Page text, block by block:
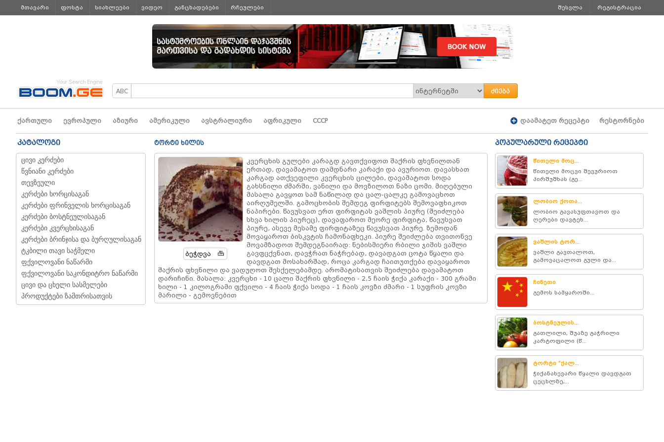
მთავარი ფოსტა სიახლეები ვიდეო განცხადებები რჩეულები შესვლა რეგისტრაცია
ქართული ევროპული აზიური ამერიკული ავსტრალიური აფრიკული СССР დაამატეთ რეცეპტი რესტორნები
კატალოგი
ცივი კერძები
წვნიანი კერძები
თევზეული
კერძები ხორცისაგან
კერძები ფრინველის ხორცისაგან
კერძები ბოსტნეულისაგან
კერძები კვერცხისაგან
კერძები ბრინჯისა და ბურღულისაგან
ტკბილი თავი საჭმელი
ფქვილოვანი ნაწარმი
ფქვილოვანი საკონდიტრო ნაწარმი
ცივი და ცხელი სასმელები
პროდუქტები ზამთრისათვის
ტორტი ხილის
Ბეჭდვა
კვერცხის გულები კარაგდ გავთქვიფოთ შაქრის ფხვნილთან
ერთად, დავამატოთ დამდნარი კარაქი და ავურიოთ. დავასხათ
კარგად ათქვეფილი კვერცხის ცილები, დავამატოთ სოდა
გახსნილი ძმარში, ვანილი და მოვზილოთ ნაზი ცომი. მიღებული
მასალა გავყოთ სამ ნაწილად და ცალ-ცალკე გამოვაცხოთ
აირღუმელში. გამოცხობის შემდეგ ფირფიტებს შემოვაფხიკოთ
ნაპირები. წავუსვათ ერთ ფირფიტას ვაშლის პიურე (შეიძლება
სხვა ხილის პიურეც), დავაფაროთ მეორე ფირფიტა, წავუსვათ
პიურე, ასევე მესამე ფირფიტაზეც წავუსვათ პიურე. ზემოდან
მოვაყაროთ ბისკვტის ჩამონაფხეკი. პიურე შეიძლება თვითონვე
მოვამზადოთ შემდეგნაირად: ნებისმიერი რბილი ჯიშის ვაშლი
გავფცქვნათ, დავჭრათ ნაჭრებად, დავადგათ ცოტა წყალი და
დავდგათ მოსახარშად, როცა კარგად ჩაითუთქება დავაყაროთ
შაქრის ფხვნილი და ვადუღოთ შესქელებამდე. არომატისათვის შეიძლება დავამატოთ
დარიჩინი. მასალა: კვერცხი - 10 ცალი შაქრის ფხვნილი - 2,5 ჩაის ჭიქა კარაქი - 300 გრამი
ხილი - 1 კილოგრამი ფქვილი - 4 ჩაის ჭიქა სოდა - 1 ჩაის კოვზი ძმარი - 1 სუფრის კოვზი
მარილი - გემოვნებით
პოპულარული რეცეპტი
წითელი მოც...
წითელი მოცვი შევურიოთ
პირშუშხას (გე...
ლობიო ქოთა...
ლობიო გავასუფთავოთ და
ღერები დავტეხ...
ვაშლის ტორ...
ვაშლი გავთალოთ,
გამოვაცალოთ გული და...
ჩინეთი
გემოს სამყაროში...
ბოსტნეულის...
გათლილი, შუაზე გაჭრილი
კარტოფილი (წ...
ტორტი ”ქალ...
ჭიქანახევარი წყალი დავდგათ
ცეცხლზე,...